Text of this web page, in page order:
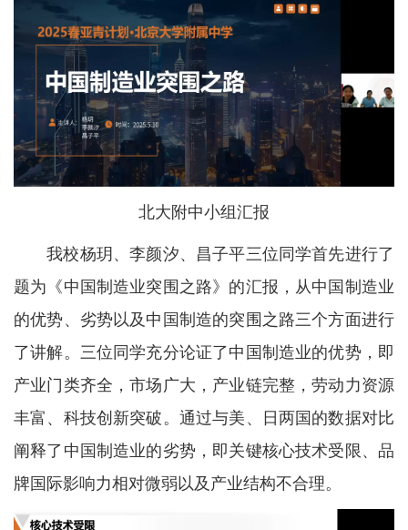
北大附中小组汇报
我校杨玥、李颜汐、昌子平三位同学首先进行了
题为《中国制造业突围之路》的汇报，从中国制造业
的优势、劣势以及中国制造的突围之路三个方面进行
了讲解。三位同学充分论证了中国制造业的优势，即
产业门类齐全，市场广大，产业链完整，劳动力资源
丰富、科技创新突破。通过与美、日两国的数据对比
阐释了中国制造业的劣势，即关键核心技术受限、品
牌国际影响力相对微弱以及产业结构不合理。